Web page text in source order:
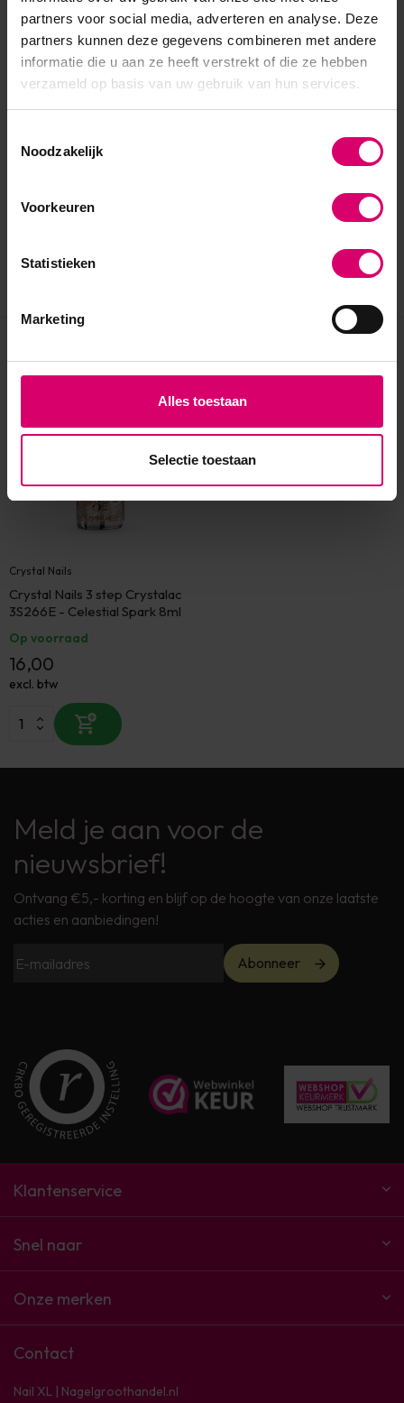
partners voor social media, adverteren en analyse. Deze
partners kunnen deze gegevens combineren met andere
informatie die u aan ze heeft verstrekt of die ze hebben
verzameld op basis van uw gebruik van hun services.
Noodzakelijk
Voorkeuren
Statistieken
Marketing
Alles toestaan
Selectie toestaan
Crystal Nails
Crystal Nails 3 step Crystalac
3S266E - Celestial Spark 8ml
Op voorraad
16,00
excl. btw
Meld je aan voor de
nieuwsbrief!
Ontvang €5,- korting en blijf op de hoogte van onze laatste
acties en aanbiedingen!
Abonneer
Klantenservice
Snel naar
Onze merken
Contact
Nail XL | Nagelgroothandel.nl